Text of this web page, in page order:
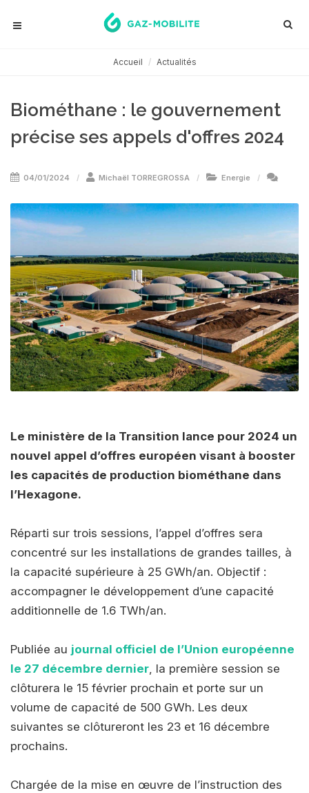
Accueil Actualités
Biométhane : le gouvernement
précise ses appels d'offres 2024
04/01/2024 Michaël TORREGROSSA Energie
Le ministère de la Transition lance pour 2024 un
nouvel appel d’offres européen visant à booster
les capacités de production biométhane dans
l’Hexagone.
Réparti sur trois sessions, l’appel d’offres sera
concentré sur les installations de grandes tailles, à
la capacité supérieure à 25 GWh/an. Objectif :
accompagner le développement d’une capacité
additionnelle de 1.6 TWh/an.
Publiée au journal officiel de l’Union européenne
le 27 décembre dernier, la première session se
clôturera le 15 février prochain et porte sur un
volume de capacité de 500 GWh. Les deux
suivantes se clôtureront les 23 et 16 décembre
prochains.
Chargée de la mise en œuvre de l’instruction des